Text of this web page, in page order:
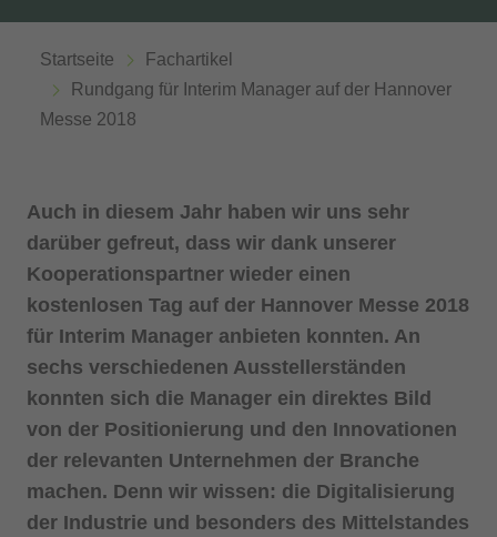
Startseite
Fachartikel
Rundgang für Interim Manager auf der Hannover
Messe 2018
Auch in diesem Jahr haben wir uns sehr
darüber gefreut, dass wir dank unserer
Kooperationspartner wieder einen
kostenlosen Tag auf der Hannover Messe 2018
für Interim Manager anbieten konnten. An
sechs verschiedenen Ausstellerständen
konnten sich die Manager ein direktes Bild
von der Positionierung und den Innovationen
der relevanten Unternehmen der Branche
machen. Denn wir wissen: die Digitalisierung
der Industrie und besonders des Mittelstandes